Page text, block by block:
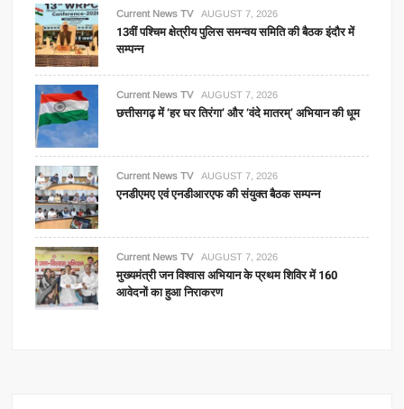
Current News TV AUGUST 7, 2026
13वीं पश्चिम क्षेत्रीय पुलिस समन्वय समिति की बैठक इंदौर में
सम्पन्न
Current News TV AUGUST 7, 2026
छत्तीसगढ़ में ‘हर घर तिरंगा’ और ‘वंदे मातरम्’ अभियान की धूम
Current News TV AUGUST 7, 2026
एनडीएमए एवं एनडीआरएफ की संयुक्त बैठक सम्पन्न
Current News TV AUGUST 7, 2026
मुख्यमंत्री जन विश्वास अभियान के प्रथम शिविर में 160
आवेदनों का हुआ निराकरण